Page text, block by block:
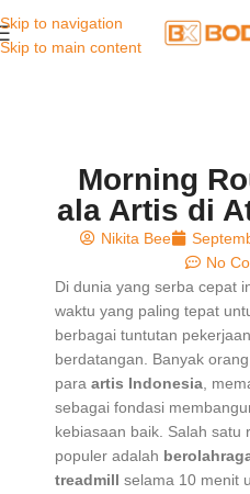
Skip to navigation
Skip to main content
Morning
ala Artis di
Nikita Bee
No
Di dunia yang serba cepat
waktu yang paling tepat
berbagai tuntutan
berdatangan. Banyak
para artis Indonesia ,
sebagai fondasi
kebiasaan baik. Salah satu
populer adalah
treadmill selama 10 menit